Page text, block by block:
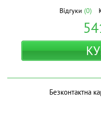
Відгуки (0)
Безконтактна